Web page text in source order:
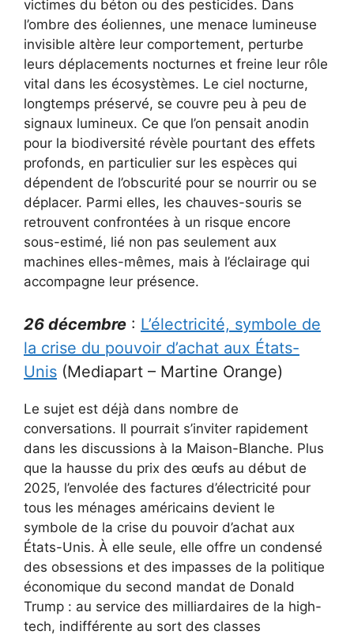
victimes du béton ou des pesticides. Dans
l’ombre des éoliennes, une menace lumineuse
invisible altère leur comportement, perturbe
leurs déplacements nocturnes et freine leur rôle
vital dans les écosystèmes. Le ciel nocturne,
longtemps préservé, se couvre peu à peu de
signaux lumineux. Ce que l’on pensait anodin
pour la biodiversité révèle pourtant des effets
profonds, en particulier sur les espèces qui
dépendent de l’obscurité pour se nourrir ou se
déplacer. Parmi elles, les chauves-souris se
retrouvent confrontées à un risque encore
sous-estimé, lié non pas seulement aux
machines elles-mêmes, mais à l’éclairage qui
accompagne leur présence.
26 décembre : L’électricité, symbole de
la crise du pouvoir d’achat aux États-
Unis (Mediapart – Martine Orange)
Le sujet est déjà dans nombre de
conversations. Il pourrait s’inviter rapidement
dans les discussions à la Maison-Blanche. Plus
que la hausse du prix des œufs au début de
2025, l’envolée des factures d’électricité pour
tous les ménages américains devient le
symbole de la crise du pouvoir d’achat aux
États-Unis. À elle seule, elle offre un condensé
des obsessions et des impasses de la politique
économique du second mandat de Donald
Trump : au service des milliardaires de la high-
tech, indifférente au sort des classes